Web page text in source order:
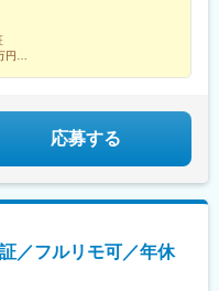
セス：「天神駅」から徒歩
歩8分※転居を伴う転勤なし※
ているプロジェクトは47都
円
実績。ここで人生を見据えた選択
応募する
／フルリモ可／年休